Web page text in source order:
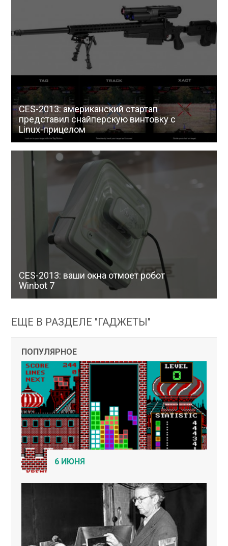
CES-2013: американский стартап
представил снайперскую винтовку с
Linux-прицелом
CES-2013: ваши окна отмоет робот
Winbot 7
ЕЩЕ В РАЗДЕЛЕ "ГАДЖЕТЫ"
ПОПУЛЯРНОЕ
6 ИЮНЯ